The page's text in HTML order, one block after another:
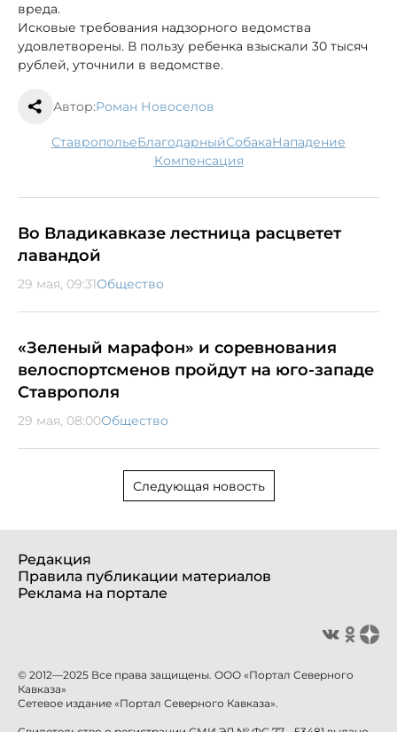
вреда.
Исковые требования надзорного ведомства
удовлетворены. В пользу ребенка взыскали 30 тысяч
рублей, уточнили в ведомстве.
Автор:Роман Новоселов
Ставрополье Благодарный собака
нападение
компенсация
Во Владикавказе лестница расцветет
лавандой
29 мая, 09:31Общество
«Зеленый марафон» и соревнования
велоспортсменов пройдут на юго-западе
Ставрополя
29 мая, 08:00Общество
Следующая новость
Редакция
Правила публикации материалов
Реклама на портале
© 2012—2025 Все права защищены. ООО «Портал Северного
Кавказа»
Сетевое издание «Портал Северного Кавказа».